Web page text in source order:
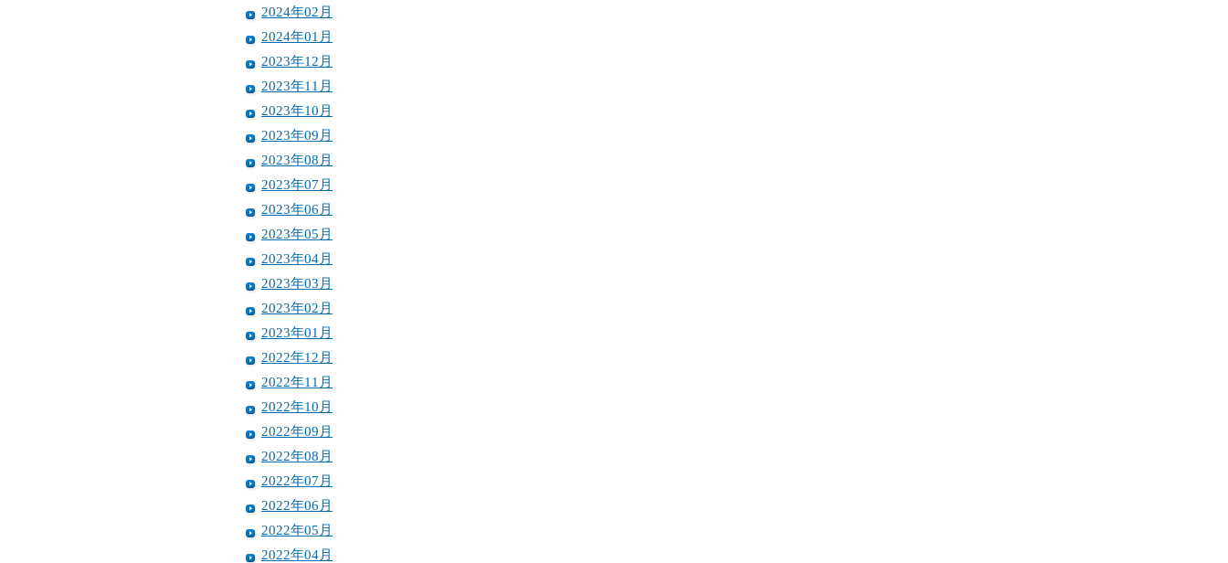
2024年02月
2024年01月
2023年12月
2023年11月
2023年10月
2023年09月
2023年08月
2023年07月
2023年06月
2023年05月
2023年04月
2023年03月
2023年02月
2023年01月
2022年12月
2022年11月
2022年10月
2022年09月
2022年08月
2022年07月
2022年06月
2022年05月
2022年04月